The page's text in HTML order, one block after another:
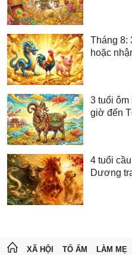
Tháng 8:
hoặc
3 tuổi ôm
giờ đến
4 tuổi
Dương
XÃ HỘI TỔ ẤM LÀM MẸ